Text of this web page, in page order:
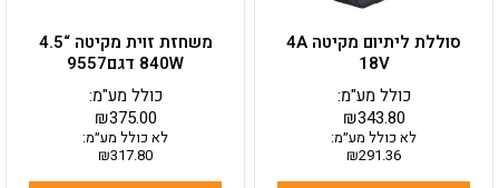
סוללת ליתיום מקיטה 4A
18V
₪343.80
כולל מע"מ:
לא כולל מע״מ:
₪291.36
משחזת זוית מקיטה “4.5
840W דגם9557
₪375.00
כולל מע"מ:
לא כולל מע״מ:
₪317.80